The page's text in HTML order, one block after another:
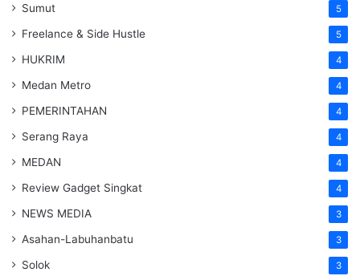
Sumut 5
Freelance & Side Hustle 5
HUKRIM 4
Medan Metro 4
PEMERINTAHAN 4
Serang Raya 4
MEDAN 4
Review Gadget Singkat 4
NEWS MEDIA 3
Asahan-Labuhanbatu 3
Solok 3